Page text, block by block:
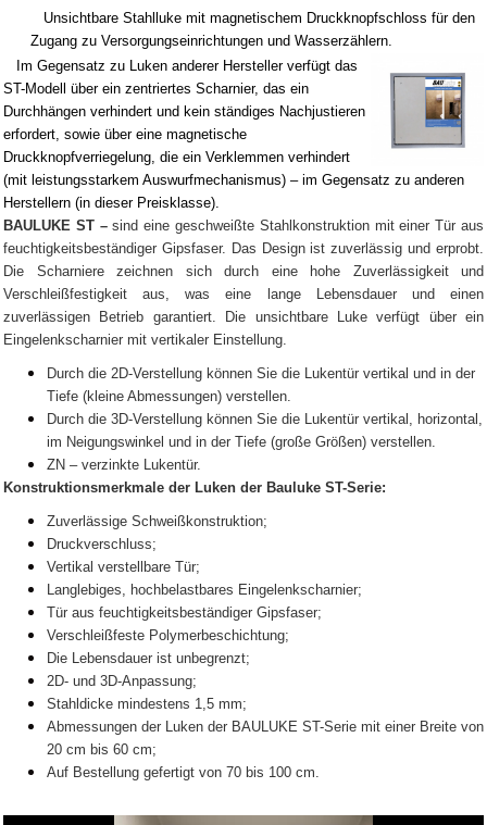
Unsichtbare Stahlluke mit magnetischem Druckknopfschloss für den
Zugang zu Versorgungseinrichtungen und Wasserzählern.
Im Gegensatz zu Luken anderer Hersteller verfügt das
ST-Modell über ein zentriertes Scharnier, das ein
Durchhängen verhindert und kein ständiges Nachjustieren
erfordert, sowie über eine magnetische
Druckknopfverriegelung, die ein Verklemmen verhindert
(mit leistungsstarkem Auswurfmechanismus) – im Gegensatz zu anderen
Herstellern (in dieser Preisklasse).
BAULUKE ST –sind eine geschweißte Stahlkonstruktion mit einer Tür aus
feuchtigkeitsbeständiger Gipsfaser. Das Design ist zuverlässig und erprobt.
Die Scharniere zeichnen sich durch eine hohe Zuverlässigkeit und
Verschleißfestigkeit aus, was eine lange Lebensdauer und einen
zuverlässigen Betrieb garantiert. Die unsichtbare Luke verfügt über ein
Eingelenkscharnier mit vertikaler Einstellung.
Durch die 2D-Verstellung können Sie die Lukentür vertikal und in der
Tiefe (kleine Abmessungen) verstellen.
Durch die 3D-Verstellung können Sie die Lukentür vertikal, horizontal,
im Neigungswinkel und in der Tiefe (große Größen) verstellen.
ZN – verzinkte Lukentür.
Konstruktionsmerkmale der Luken der Bauluke ST-Serie:
Zuverlässige Schweißkonstruktion;
Druckverschluss;
Vertikal verstellbare Tür;
Langlebiges, hochbelastbares Eingelenkscharnier;
Tür aus feuchtigkeitsbeständiger Gipsfaser;
Verschleißfeste Polymerbeschichtung;
Die Lebensdauer ist unbegrenzt;
2D- und 3D-Anpassung;
Stahldicke mindestens 1,5 mm;
Abmessungen der Luken der BAULUKE ST-Serie mit einer Breite von
20 cm bis 60 cm;
Auf Bestellung gefertigt von 70 bis 100 cm.